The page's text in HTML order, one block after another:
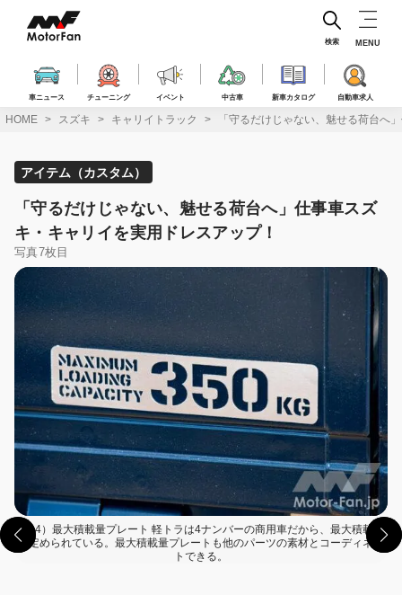
ス
車ニュース チューニング イベント 中古車 新車カタログ 自動車求人
検索 MENU
HOME スズキ キャリイトラック 「守るだけじゃない、魅せる荷台へ
アイテム（カスタム）
「守るだけじゃない、魅せる荷台へ」仕事車スズ
キ・キャリイを実用ドレスアップ！
写真7枚目
（14）最大積載量プレート 軽トラは4ナンバーの商用車だから、最大積載量
が定められている。最大積載量プレートも他のパーツの素材とコーディネイ
トできる。